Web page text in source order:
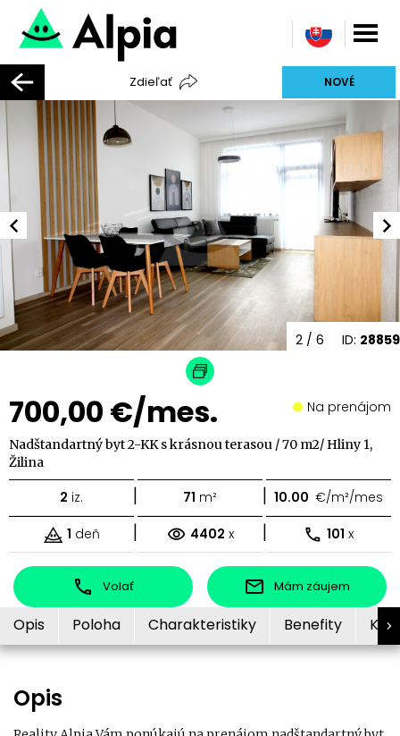
Zdieľať NOVÉ
ID: 28859
2 / 6
700,00 €/mes. Na prenájom
Nadštandartný byt 2-KK s krásnou terasou / 70 m2/ Hliny 1,
Žilina
2 iz. | 71 m² | 10.00 €/m²/mes
1 deň | 4402 x | 101 x
Volať Mám záujem
Opis Poloha Charakteristiky Benefity
Opis